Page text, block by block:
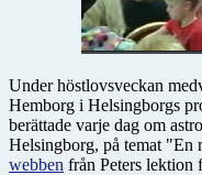
Under höstlovsveckan
Hemborg i Helsingborgs
berättade varje dag om
Helsingborg, på temat "En
webben från Peters lektion